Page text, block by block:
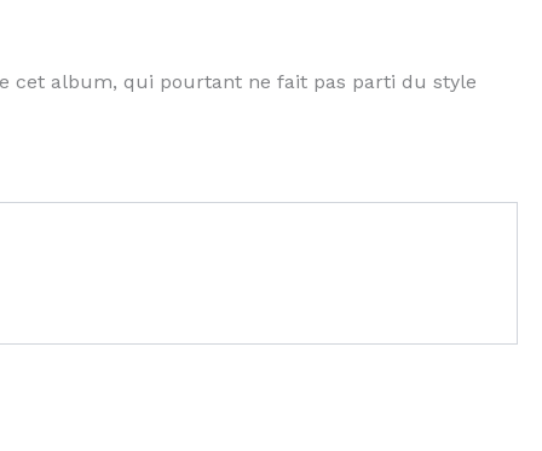
cet album, qui pourtant ne fait pas parti du style